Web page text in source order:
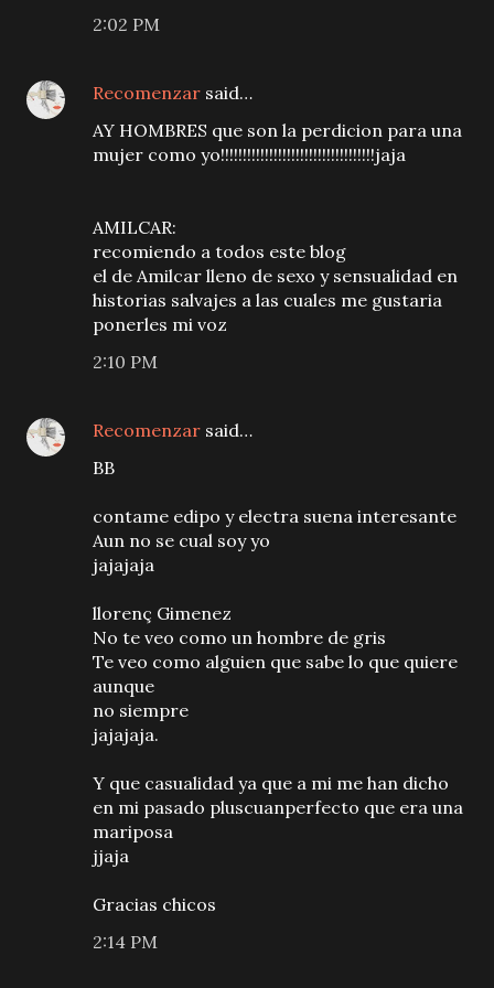
2:02 PM
Recomenzar said…
AY HOMBRES que son la perdicion para una
mujer como yo!!!!!!!!!!!!!!!!!!!!!!!!!!!!!!!!!!!jaja
AMILCAR:
recomiendo a todos este blog
el de Amilcar lleno de sexo y sensualidad en
historias salvajes a las cuales me gustaria
ponerles mi voz
2:10 PM
Recomenzar said…
BB
contame edipo y electra suena interesante
Aun no se cual soy yo
jajajaja
llorenç Gimenez
No te veo como un hombre de gris
Te veo como alguien que sabe lo que quiere
aunque
no siempre
jajajaja.
Y que casualidad ya que a mi me han dicho
en mi pasado pluscuanperfecto que era una
mariposa
jjaja
Gracias chicos
2:14 PM